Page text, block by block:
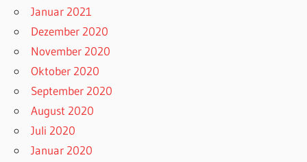
Januar 2021
Dezember 2020
November 2020
Oktober 2020
September 2020
August 2020
Juli 2020
Januar 2020